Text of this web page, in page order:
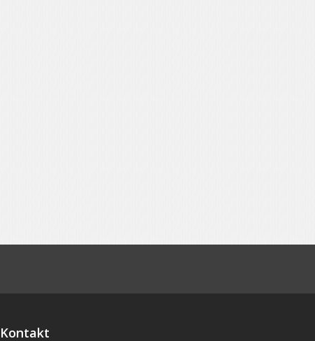
Kontakt